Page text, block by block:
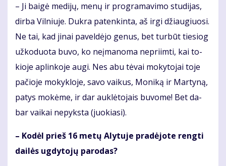
– Ji bai­gė me­di­jų, me­nų ir pro­gra­ma­vi­mo stu­di­jas,
dir­ba Vil­niu­je. Duk­ra pa­ten­kin­ta, aš ir­gi džiau­giuo­si.
Ne tai, kad ji­nai pa­vel­dė­jo ge­nus, bet tur­būt tie­siog
už­ko­duo­ta bu­vo, ko ne­įma­no­ma ne­pri­im­ti, kai to­
kio­je ap­lin­ko­je au­gi. Nes abu tė­vai mo­ky­to­jai to­je
pa­čio­je mo­kyk­lo­je, sa­vo vai­kus, Mo­ni­ką ir Mar­ty­ną,
pa­tys mo­kė­me, ir dar auk­lė­to­jais bu­vo­me! Bet da­
bar vai­kai ne­pyks­ta (juo­kia­si).
– Ko­dėl prieš 16 me­tų Aly­tu­je pra­dė­jo­te reng­ti
dai­lės ug­dy­to­jų pa­ro­das?